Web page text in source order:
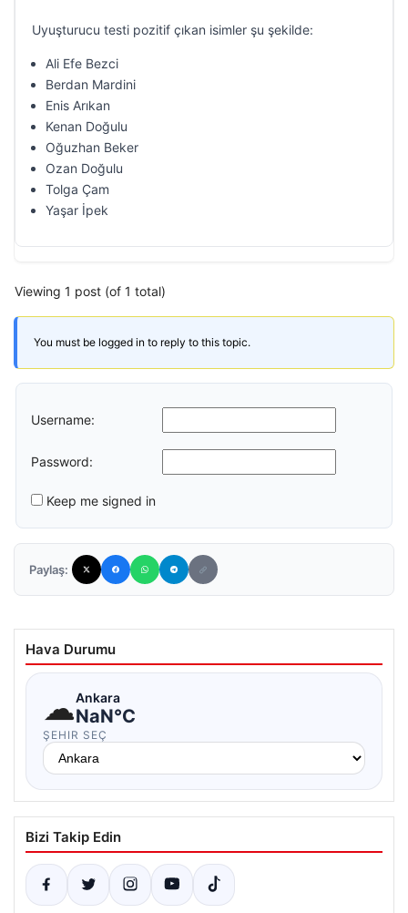
Uyuşturucu testi pozitif çıkan isimler şu şekilde:
Ali Efe Bezci
Berdan Mardini
Enis Arıkan
Kenan Doğulu
Oğuzhan Beker
Ozan Doğulu
Tolga Çam
Yaşar İpek
Viewing 1 post (of 1 total)
You must be logged in to reply to this topic.
Username:
Password:
Keep me signed in
Paylaş:
Hava Durumu
☁Ankara
NaN°C
ŞEHIR SEÇ
Bizi Takip Edin